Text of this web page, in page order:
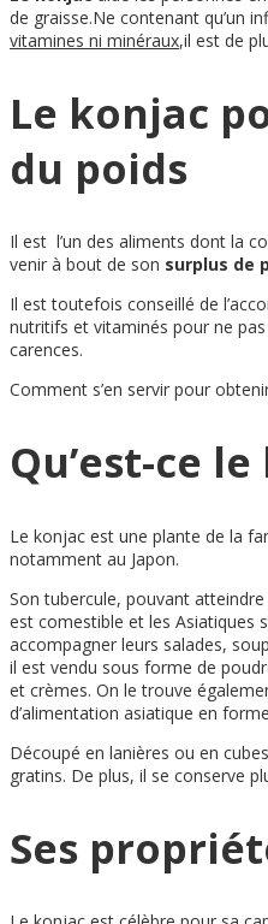
de graisse.Ne contenant qu’un
vitamines ni minéraux,il est de
Le konjac
du poids
Il est l’un des aliments dont la
venir à bout de son surplus de
Il est toutefois conseillé de
nutritifs et vitaminés pour ne
carences.
Comment s’en servir pour
Qu’est-ce
Le konjac est une plante de la
notamment au Japon.
Son tubercule, pouvant
est comestible et les Asiatiques
accompagner leurs salades,
il est vendu sous forme de
et crèmes. On le trouve
d’alimentation asiatique en
Découpé en lanières ou en
gratins. De plus, il se conserve
Ses